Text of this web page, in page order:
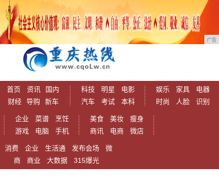
广告
首页 资讯
国内
财经
导购 新车
科技 明星
电影
汽车
考试 本科
娱乐 家具
电器
时尚
人脸 识别
企业 菜谱
烹饪
游戏
电脑 手机
美食 美妆
瘦身
商讯
电商 微店
消费 企业 生活通 发布会场
微
商
商业 大数据 315爆光